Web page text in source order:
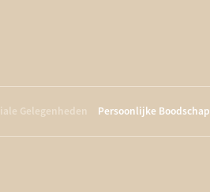
Gelegenheden Persoonlijke Boodschap